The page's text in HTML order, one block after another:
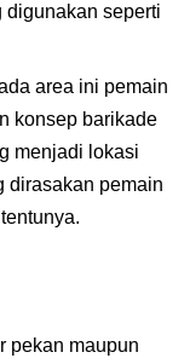
digunakan seperti
area ini pemain
konsep barikade
menjadi lokasi
dirasakan pemain
pekan maupun